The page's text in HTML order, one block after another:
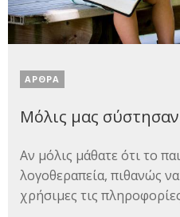
ΑΡΘΡΑ
Μόλις μας
Αν μόλις μάθατε ότι το
λογοθεραπεία, πιθανώς να
χρήσιμες τις